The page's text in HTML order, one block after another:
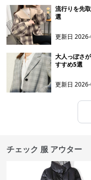
流行りを先
選
更新日
大人っぽさ
すすめ5選
更新日
チェック 服 アウター